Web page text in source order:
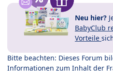
Neu hier?
BabyClub
Vorteile
Bitte beachten: Dieses Forum
Informationen zum Inhalt der